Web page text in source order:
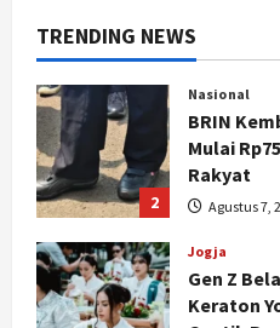
TRENDING NEWSMulai
Rakyat
Agustus 7,
3
Jogja
Gen Z
Keraton
Agustus 6,
Jogja